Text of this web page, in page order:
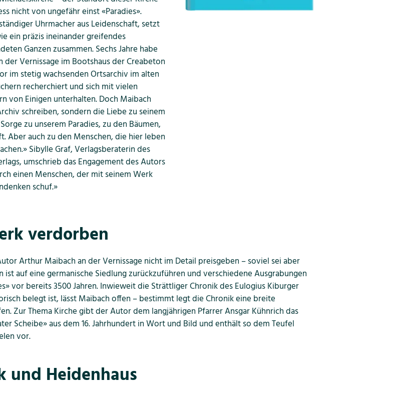
nicht von ungefähr einst «Paradies».
Uhrmacher aus Leidenschaft, setzt
ein präzis ineinander greifendes
Ganzen zusammen. Sechs Jahre habe
Vernissage im Bootshaus der Creabeton
im stetig wachsenden Ortsarchiv im alten
recherchiert und sich mit vielen
von Einigen unterhalten. Doch Maibach
schreiben, sondern die Liebe zu seinem
zu unserem Paradies, zu den Bäumen,
Aber auch zu den Menschen, die hier leben
Sibylle Graf, Verlagsberaterin des
umschrieb das Engagement des Autors
einen Menschen, der mit seinem Werk
schuf.»
verdorben
Arthur Maibach an der Vernissage nicht im Detail preisgeben – soviel sei aber
ist auf eine germanische Siedlung zurückzuführen und verschiedene Ausgrabungen
vor bereits 3500 Jahren. Inwieweit die Strättliger Chronik des Eulogius Kiburger
belegt ist, lässt Maibach offen – bestimmt legt die Chronik eine breite
Zur Thema Kirche gibt der Autor dem langjährigen Pfarrer Ansgar Kühnrich das
Scheibe» aus dem 16. Jahrhundert in Wort und Bild und enthält so dem Teufel
vor.
und Heidenhaus